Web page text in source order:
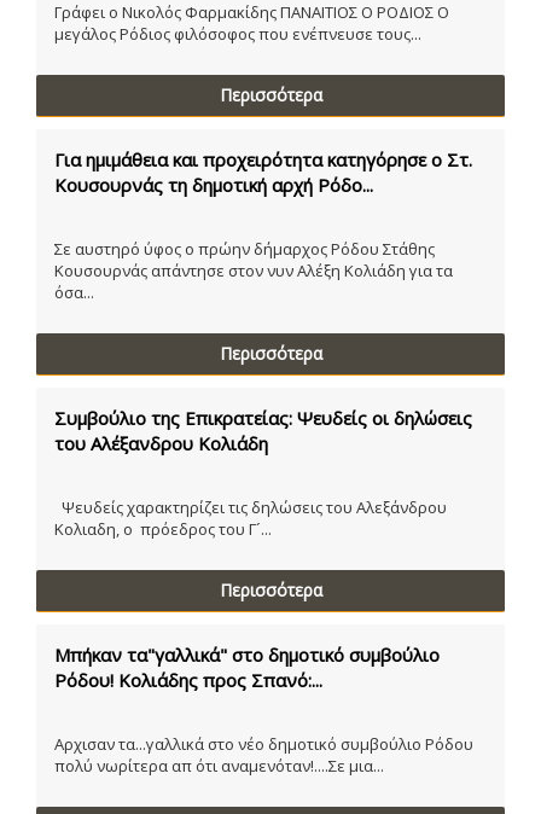
Γράφει ο Νικολός Φαρμακίδης ΠΑΝΑΙΤΙΟΣ Ο ΡΟΔΙΟΣ Ο
μεγάλος Ρόδιος φιλόσοφος που ενέπνευσε τους...
Περισσότερα
Για ημιμάθεια και προχειρότητα κατηγόρησε ο Στ.
Κουσουρνάς τη δημοτική αρχή Ρόδο...
Σε αυστηρό ύφος ο πρώην δήμαρχος Ρόδου Στάθης
Κουσουρνάς απάντησε στον νυν Αλέξη Κολιάδη για τα
όσα...
Περισσότερα
Συμβούλιο της Επικρατείας: Ψευδείς οι δηλώσεις
του Αλέξανδρου Κολιάδη
Ψευδείς χαρακτηρίζει τις δηλώσεις του Αλεξάνδρου
Κολιαδη, ο πρόεδρος του Γ´...
Περισσότερα
Μπήκαν τα"γαλλικά" στο δημοτικό συμβούλιο
Ρόδου! Κολιάδης προς Σπανό:...
Αρχισαν τα...γαλλικά στο νέο δημοτικό συμβούλιο Ρόδου
πολύ νωρίτερα απ ότι αναμενόταν!....Σε μια...